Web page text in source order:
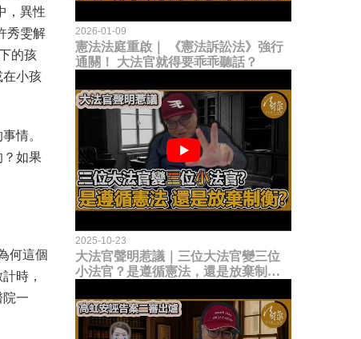
，異性
秀雯解
的孩
在小孩
情。
？如果
何這個
時，
一
2026-01-09
憲法法庭重啟｜ 《憲法訴訟法》強行
通關！ 大法官就得要乖乖聽話？
2025-10-23
大法官聲明惹議｜三位大法官變三位
小法官？是遵循憲法，還是放棄制衡